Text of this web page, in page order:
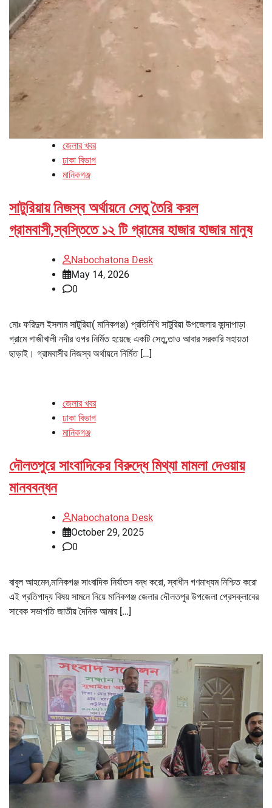
জেলার খবর
ঢাকা বিভাগ
মানিকগঞ্জ
সাটুরিয়ায় নিজস্ব অর্থায়নে সেতু তৈরি করল
গ্রামবাসী,স্বস্তিতে ১২ টি গ্রামের হাজার হাজার মানুষ
Nabochatona Desk
May 14, 2026
0
মোঃ ফরিদুল ইসলাম সাটুরিয়া( মানিকগঞ্জ) প্রতিনিধি সাটুরিয়া উপজেলার কান্দাপাড়া
গ্রামে গাজীখালী নদীর ওপর নির্মিত হয়েছে একটি সেতু,তাও আবার সরকারি সহায়তা
ছাড়াই। গ্রামবাসীর নিজস্ব অর্থায়নে নির্মিত […]
জেলার খবর
ঢাকা বিভাগ
মানিকগঞ্জ
দৌলতপুরে সাংবাদিকের বিরুদ্ধে মিথ্যা মামলা দেওয়ায়
মানববন্ধন
Nabochatona Desk
October 29, 2025
0
বাবুল আহমেদ,মানিকগঞ্জ সাংবাদিক নির্যাতন বন্ধ করো, স্বাধীন গণমাধ্যম নিশ্চিত করো
এই প্রতিপাদ্য বিষয় সামনে নিয়ে মানিকগঞ্জ জেলার দৌলতপুর উপজেলা প্রেসক্লাবের
সাবেক সভাপতি জাতীয় দৈনিক আমার […]